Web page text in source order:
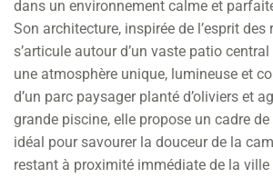
dans un environnement calme et
Son architecture, inspirée de l’esprit
s’articule autour d’un vaste patio
une atmosphère unique, lumineuse et
d’un parc paysager planté d’oliviers et
grande piscine, elle propose un cadre
idéal pour savourer la douceur de la
restant à proximité immédiate de la ville